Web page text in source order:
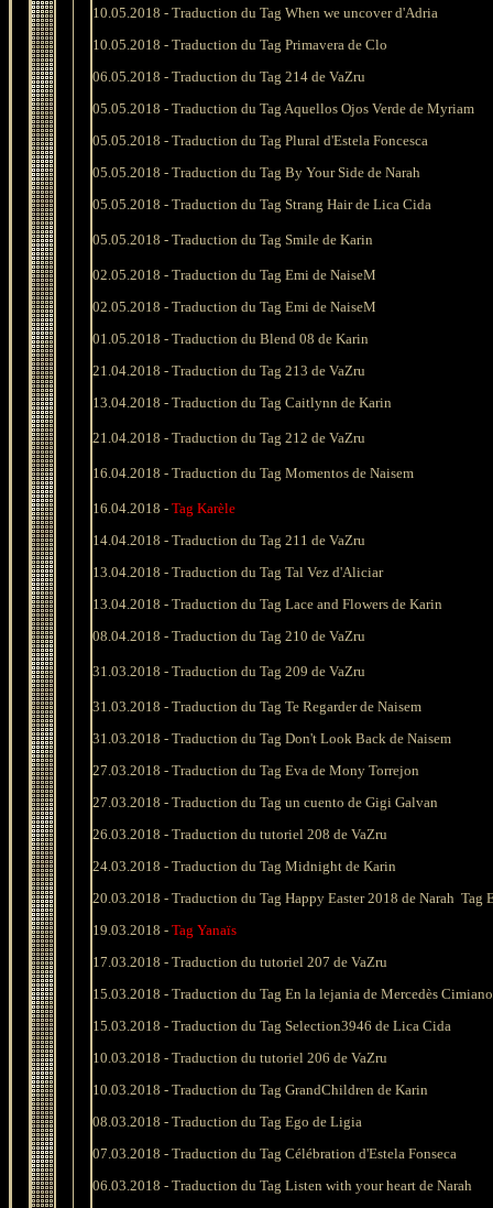
10.05.2018 - Traduction du Tag When we uncover d'Adria
10.05.2018 - Traduction du Tag Primavera de Clo
06.05.2018 - Traduction du Tag 214 de VaZru
05.05.2018 - Traduction du Tag Aquellos Ojos Verde de Myriam
05.05.2018 - Traduction du Tag Plural d'Estela Foncesca
05.05.2018 - Traduction du Tag By Your Side de Narah
05.05.2018 - Traduction du Tag Strang Hair de Lica Cida
05.05.2018 - Traduction du Tag Smile de Karin
02.05.2018 - Traduction du Tag Emi de NaiseM
02.05.2018 - Traduction du Tag Emi de NaiseM
01.05.2018 - Traduction du Blend 08 de Karin
21.04.2018 - Traduction du Tag 213 de VaZru
13.04.2018 - Traduction du Tag Caitlynn de Karin
21.04.2018 - Traduction du Tag 212 de VaZru
16.04.2018 - Traduction du Tag Momentos de Naisem
16.04.2018 - Tag Karèle
14.04.2018 - Traduction du Tag 211 de VaZru
13.04.2018 - Traduction du Tag Tal Vez d'Aliciar
13.04.2018 - Traduction du Tag Lace and Flowers de Karin
08.04.2018 - Traduction du Tag 210 de VaZru
31.03.2018 - Traduction du Tag 209 de VaZru
31.03.2018 - Traduction du Tag Te Regarder de Naisem
31.03.2018 - Traduction du Tag Don't Look Back de Naisem
27.03.2018 - Traduction du Tag Eva de Mony Torrejon
27.03.2018 - Traduction du Tag un cuento de Gigi Galvan
26.03.2018 - Traduction du tutoriel 208 de VaZru
24.03.2018 - Traduction du Tag Midnight de Karin
20.03.2018 - Traduction du Tag Happy Easter 2018 de Narah Tag
19.03.2018 - Tag Yanaïs
17.03.2018 - Traduction du tutoriel 207 de VaZru
15.03.2018 - Traduction du Tag En la lejania de Mercedès Cimiano
15.03.2018 - Traduction du Tag Selection3946 de Lica Cida
10.03.2018 - Traduction du tutoriel 206 de VaZru
10.03.2018 - Traduction du Tag GrandChildren de Karin
08.03.2018 - Traduction du Tag Ego de Ligia
07.03.2018 - Traduction du Tag Célébration d'Estela Fonseca
06.03.2018 - Traduction du Tag Listen with your heart de Narah